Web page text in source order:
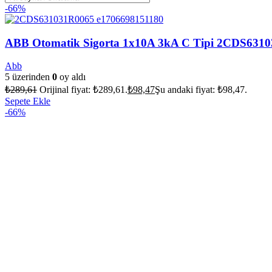
-66%
ABB Otomatik Sigorta 1x10A 3kA C Tipi
Abb
5 üzerinden 0 oy aldı
₺289,61 Orijinal fiyat: ₺289,61.₺98,47Şu andaki fiyat: ₺98,47.
Sepete Ekle
-66%